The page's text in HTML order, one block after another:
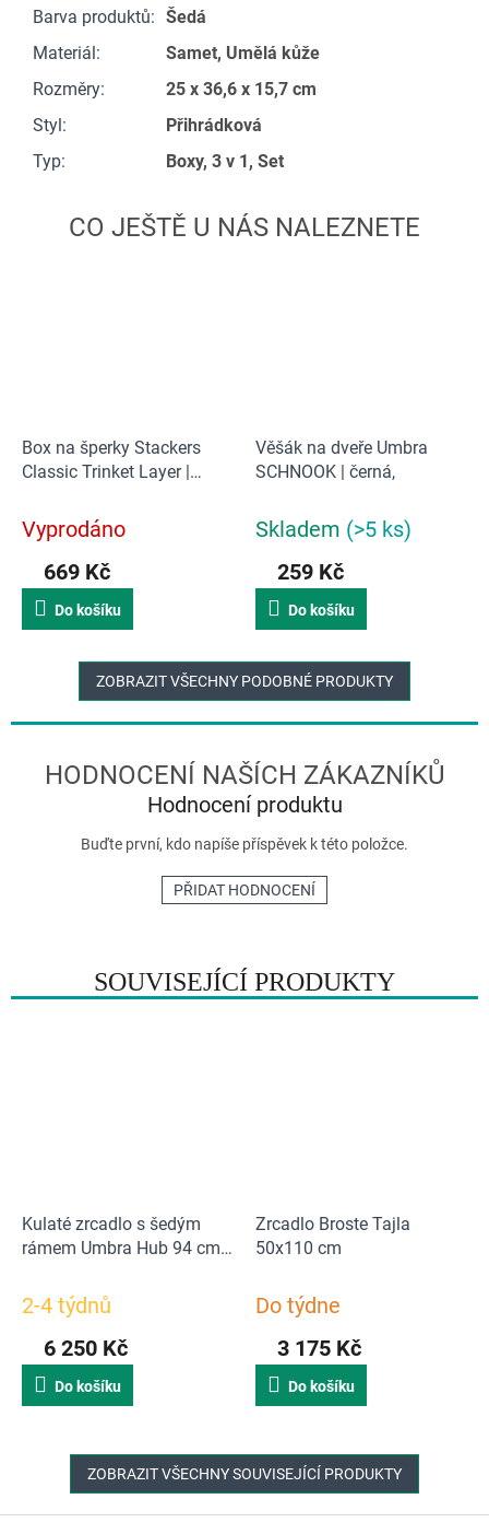
SOUVISEJÍCÍ PRODUKTY
Kulaté zrcadlo s šedým
rámem Umbra Hub 94 cm |
2-4 týdnů
6 250 Kč
Do košíku
Zrcadlo Broste Tajla
50x110 cm
Do týdne
3 175 Kč
Do košíku
ZOBRAZIT VŠECHNY SOUVISEJÍCÍ PRODUKTY
Barva produktů: Šedá
Materiál:
Samet, Umělá kůže
Rozměry:
25 x 36,6 x 15,7 cm
Styl:
Přihrádková
Typ: Boxy, 3 v 1, Set
Box na šperky Stackers
Classic Trinket Layer |
Vyprodáno
669 Kč
Do košíku
Věšák na dveře Umbra
SCHNOOK | černá,
Skladem (>5 ks)
259 Kč
Do košíku
ZOBRAZIT VŠECHNY PODOBNÉ PRODUKTY
Hodnocení produktu
Buďte první, kdo napíše příspěvek k této položce.
PŘIDAT HODNOCENÍ